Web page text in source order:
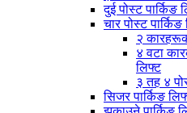
दुई पोस्ट पार्किङ
चार पोस्ट
२
४ वटा
लिफ्ट
३ तह ४
सिजर पार्किङ